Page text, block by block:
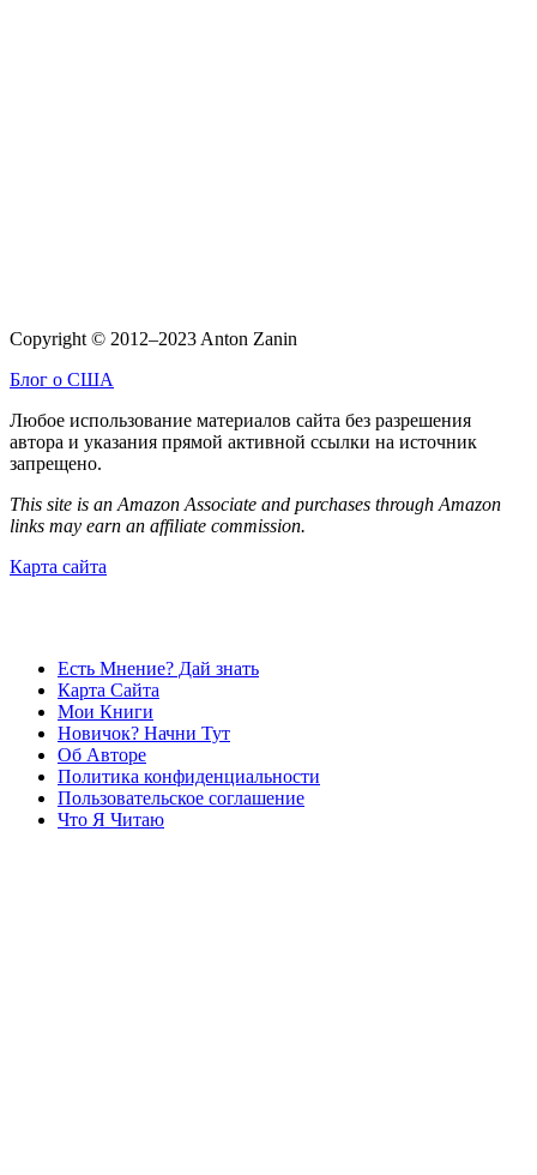
Copyright © 2012–2023 Anton Zanin
Блог о США
Любое использование материалов сайта без разрешения
автора и указания прямой активной ссылки на источник
запрещено.
This site is an Amazon Associate and purchases through Amazon
links may earn an affiliate commission.
Карта сайта
Есть Мнение? Дай знать
Карта Сайта
Мои Книги
Новичок? Начни Тут
Об Авторе
Политика конфиденциальности
Пользовательское соглашение
Что Я Читаю